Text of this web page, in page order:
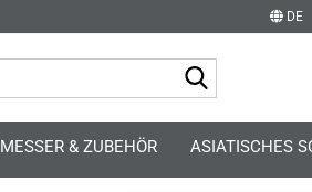
DE
MESSER & ZUBEHÖR ASIATISCHES